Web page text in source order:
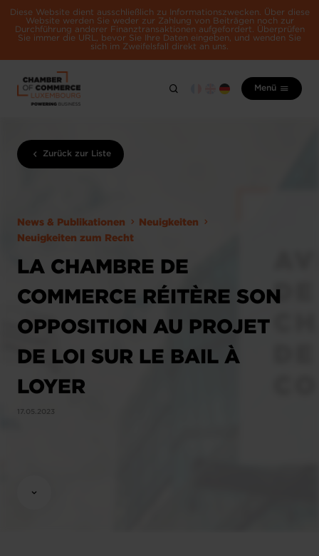
Diese Website dient ausschließlich zu Informationszwecken. Über diese
Website werden Sie weder zur Zahlung von Beiträgen noch zur
Durchführung anderer Finanztransaktionen aufgefordert. Überprüfen
Sie immer die URL, bevor Sie Ihre Daten eingeben, und wenden Sie
sich im Zweifelsfall direkt an uns.
Menü
Zurück zur Liste
News & Publikationen
Neuigkeiten
Neuigkeiten zum Recht
LA CHAMBRE DE
COMMERCE RÉITÈRE SON
OPPOSITION AU PROJET
DE LOI SUR LE BAIL À
LOYER
17.05.2023